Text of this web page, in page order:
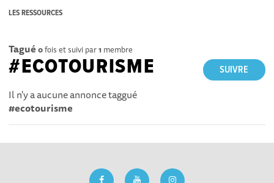
LES RESSOURCES
Tagué 0fois et suivi par1 membre
SUIVRE
#ECOTOURISME
Il n'y a aucune annonce taggué
#ecotourisme